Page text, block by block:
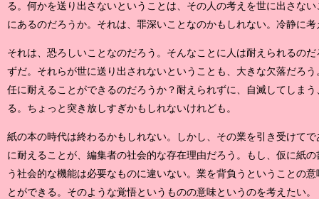
る。何かを送り出さないということは、その人の考えを世に出さな
にあるのだろうか。それは、罪深いことなのかもしれない。冷静に
それは、恐ろしいことなのだろう。そんなことに人は耐えられるの
ずだ。それらが世に送り出されないということも、大きな欠落だろ
任に耐えることができるのだろうか？耐えられずに、自滅してしま
る。ちょっと突き放しすぎかもしれないけれども。
紙の本の時代は終わるかもしれない。しかし、その業を引き受けて
に耐えることが、編集者の社会的な存在理由だろう。もし、仮に紙
う社会的な機能は必要なものに違いない。業を背負うということの
とができる。そのような覚悟というものの意味というのを考えたい。